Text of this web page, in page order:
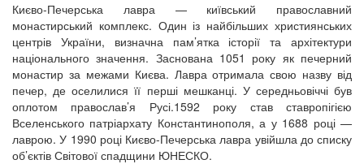
Києво-Печерська лавра — київський православний
монастирський комплекс. Один із найбільших християнських
центрів України, визначна пам’ятка історії та архітектури
національного значення. Заснована 1051 року як печерний
монастир за межами Києва. Лавра отримала свою назву від
печер, де оселилися її перші мешканці. У середньовіччі був
оплотом православ’я Русі.1592 року став ставропігією
Вселенського патріархату Константинополя, а у 1688 році —
лаврою. У 1990 році Києво-Печерська лавра увійшла до списку
об’єктів Світової спадщини ЮНЕСКО.